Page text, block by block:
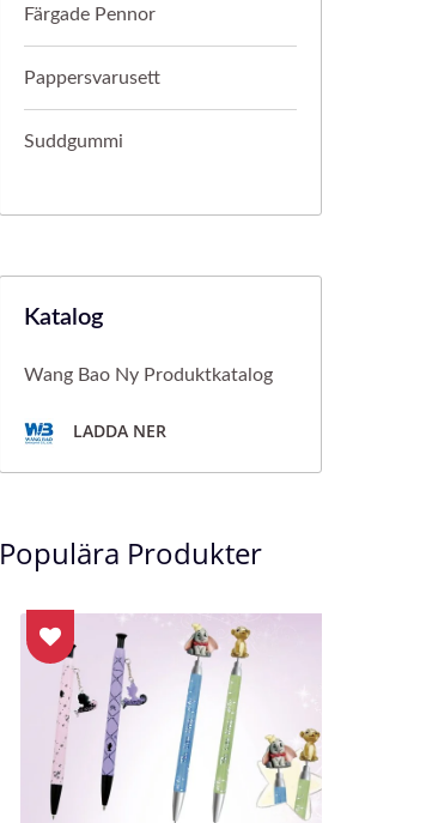
Färgade Pennor
Pappersvarusett
Suddgummi
Katalog
Wang Bao Ny Produktkatalog
LADDA NER
Populära Produkter